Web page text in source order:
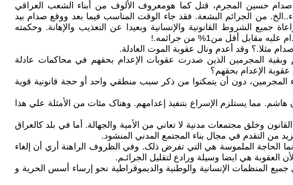
صدام حسين المجرم، قتل کما هومعروف الألوف من أبناء الشعب العراقي
من الجرائم البشعة. فقد جاء الوقت المناسب فيما بعد ووقع صدام بيد
الشروط القانونية والإنسانية وبعيدا عن التعذيب والإهانة. وحکمته‌
أقل من1% من جرائمه‌.!
مثلا.؟ وقد أعدم ونال عقوبة الموت العادلة.
المجرمين الذين صدرت عقوبات الإعدام بحقهم في محاکمات عادلة
الإعدام بحقهم؟
المجرمين، دون أن يتمکنوا من ذکر سبب منطقي واحد أو حجة قانونية قوية
مما يستلزم الإسراع بتنفيذ إعدامهم. وهناک مئات من الأمثلة علي هذا
وخلق مجتمعات مدنية لا تعاني من الأمية والجهالة. أما في بلد کالعراق
من التقدم في مجال بناء المجتمع المدني المنشود.
الحاجة الملموسة هي التي تفرض ذلک. وفي الظروف الراهنة أري أن إلغاء
العقوبة هي ايضا وسيلة ورادع لتقليل الجرائـم.
المنظمات الإنسانية والوطنية والديموقراطية نحو إرساء أسس الحرية و